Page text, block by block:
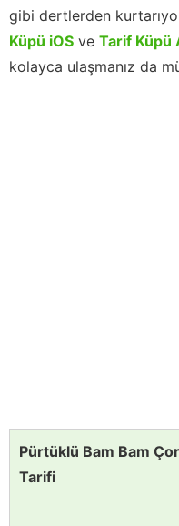
gibi dertlerden
Küpü iOS ve Tarif Küpü
kolayca ulaşmanız da
Pürtüklü Bam Bam
Tarifi